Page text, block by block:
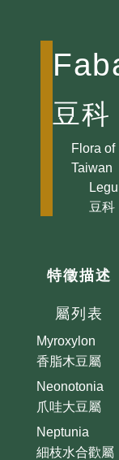
豆科
Flora of
Taiwan
豆科
特徵描述
屬列表
Macroptilium
Macrotyloma
長硬皮豆屬
Maniltoa
Medicago 苜
Melilotus 草木
Millettia 老荊
Mucuna 血藤屬
Myroxylon
香脂木豆屬
Neonotonia
爪哇大豆屬
Neptunia
細枝水合歡屬